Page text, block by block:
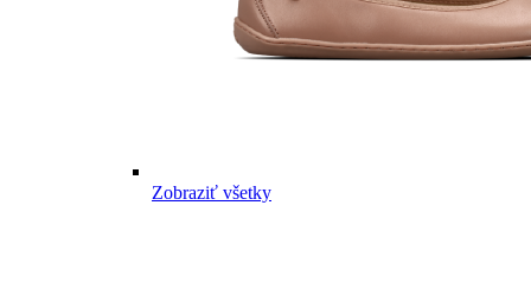
Zobraziť všetky